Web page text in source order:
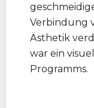
Verbindung
Ästhetik
war ein
Programms.